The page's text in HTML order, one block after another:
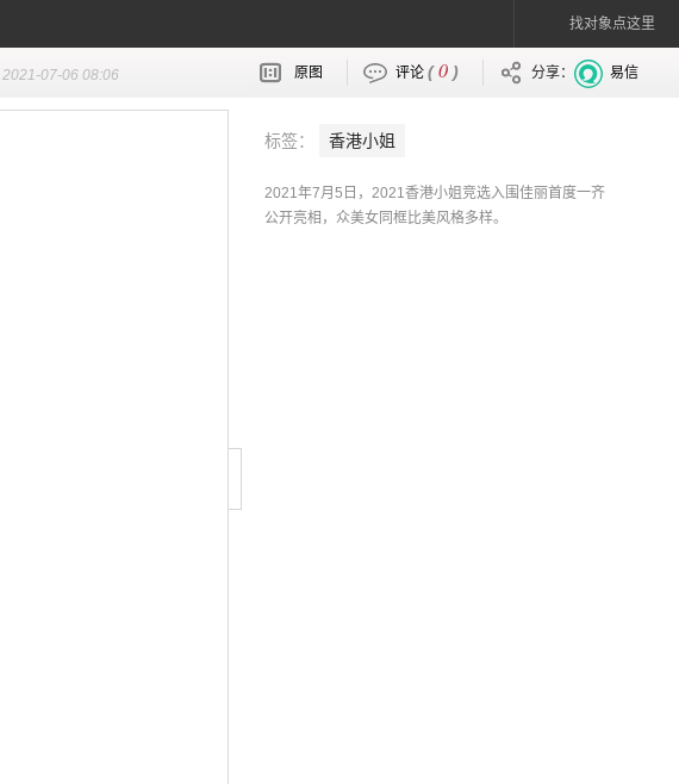
找对象点这里
2021-07-06 08:06 原图 评论 (0 ) 分享： 易信
标签： 香港小姐
2021年7月5日，2021香港小姐竞选入围佳丽首度一齐
公开亮相，众美女同框比美风格多样。